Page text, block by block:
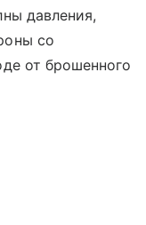
давления,
со
от брошенного